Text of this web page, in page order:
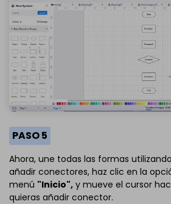
PASO 5
Ahora, une todas las formas
añadir conectores, haz clic en la
menú "Inicio", y mueve el cursor
quieras añadir conector.